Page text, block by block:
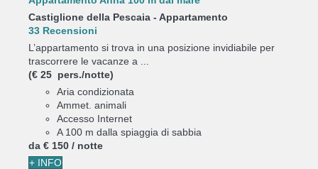
Castiglione della Pescaia - Appartamento
33 Recensioni
L’appartamento si trova in una posizione invidiabile per
trascorrere le vacanze a ...
(€ 25 pers./notte)
Aria condizionata
Ammet. animali
Accesso Internet
A 100 m dalla spiaggia di sabbia
da € 150 / notte
+ INFO